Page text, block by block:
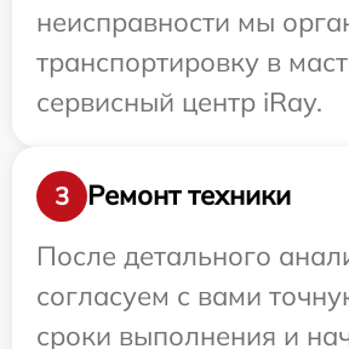
неисправности мы
транспортировку в
сервисный центр iRay.
3
Ремонт техники
После детального
согласуем с вами
сроки выполнения и